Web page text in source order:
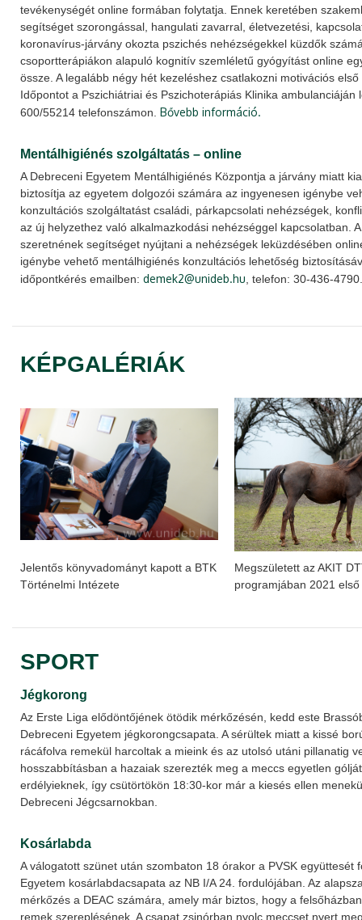
tevékenységét online formában folytatja. Ennek keretében
segítséget szorongással, hangulati zavarral, életvezetési,
koronavírus-járvány okozta pszichés nehézségekkel küzdők
csoportterápiákon alapuló kognitív szemléletű gyógyítást online
össze. A legalább négy hét kezeléshez csatlakozni motivációs
Időpontot a Pszichiátriai és Pszichoterápiás Klinika ambulanciáján
600/55214 telefonszámon. Bővebb információ.
Mentálhigiénés szolgáltatás – online
A Debreceni Egyetem Mentálhigiénés Központja a járvány miatt
biztosítja az egyetem dolgozói számára az ingyenesen igénybe
konzultációs szolgáltatást családi, párkapcsolati nehézségek,
az új helyzethez való alkalmazkodási nehézséggel kapcsolatban.
szeretnének segítséget nyújtani a nehézségek leküzdésében
igénybe vehető mentálhigiénés konzultációs lehetőség
időpontkérés emailben: demek2@unideb.hu , telefon: 30-436-
KÉPGALÉRIÁK
Jelentős könyvadományt kapott a BTK
Történelmi Intézete
Megszületett az AKIT
programjában 2021 első
SPORT
Jégkorong
Az Erste Liga elődöntőjének ötödik mérkőzésén, kedd este
Debreceni Egyetem jégkorongcsapata. A sérültek miatt a kissé
rácáfolva remekül harcoltak a mieink és az utolsó utáni pillanatig
hosszabbításban a hazaiak szerezték meg a meccs egyetlen
erdélyieknek, így csütörtökön 18:30-kor már a kiesés ellen
Debreceni Jégcsarnokban.
Kosárlabda
A válogatott szünet után szombaton 18 órakor a PVSK együttesét
Egyetem kosárlabdacsapata az NB I/A 24. fordulójában. Az
mérkőzés a DEAC számára, amely már biztos, hogy a
remek szereplésének. A csapat zsinórban nyolc meccset nyert